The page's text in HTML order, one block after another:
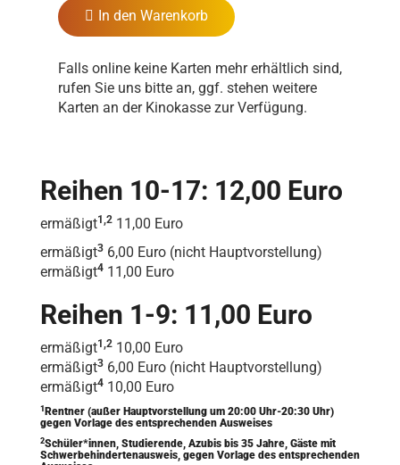
In den Warenkorb
Falls online keine Karten mehr erhältlich sind,
rufen Sie uns bitte an, ggf. stehen weitere
Karten an der Kinokasse zur Verfügung.
Reihen 10-17: 12,00 Euro
ermäßigt1,2 11,00 Euro
ermäßigt3 6,00 Euro (nicht Hauptvorstellung)
ermäßigt4 11,00 Euro
Reihen 1-9: 11,00 Euro
ermäßigt1,2 10,00 Euro
ermäßigt3 6,00 Euro (nicht Hauptvorstellung)
ermäßigt4 10,00 Euro
1 Rentner (außer Hauptvorstellung um 20:00 Uhr-20:30 Uhr)
gegen Vorlage des entsprechenden Ausweises
2Schüler*innen, Studierende, Azubis bis 35 Jahre, Gäste mit
Schwerbehindertenausweis, gegen Vorlage des entsprechenden